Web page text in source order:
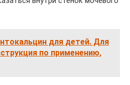
для детей. Для
по применению,